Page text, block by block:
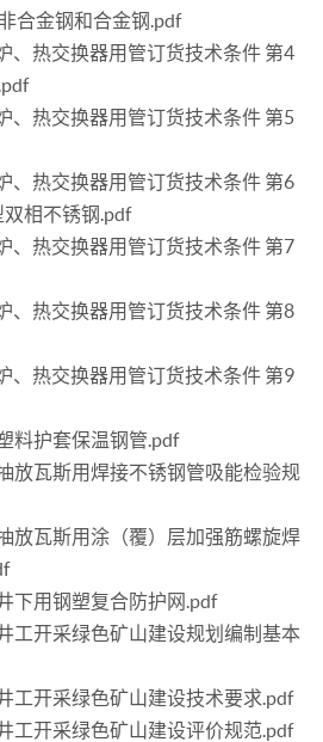
合金钢和合金钢.pdf
、热交换器用管订货技术条件 第4
、热交换器用管订货技术条件 第5
、热交换器用管订货技术条件 第6
相不锈钢.pdf
、热交换器用管订货技术条件 第7
、热交换器用管订货技术条件 第8
、热交换器用管订货技术条件 第9
料护套保温钢管.pdf
放瓦斯用焊接不锈钢管吸能检验规
放瓦斯用涂（覆）层加强筋螺旋焊
下用钢塑复合防护网.pdf
工开采绿色矿山建设规划编制基本
工开采绿色矿山建设技术要求.pdf
工开采绿色矿山建设评价规范.pdf